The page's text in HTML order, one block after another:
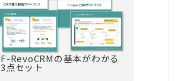
F-RevoCRMの基本がわかる
3点セット